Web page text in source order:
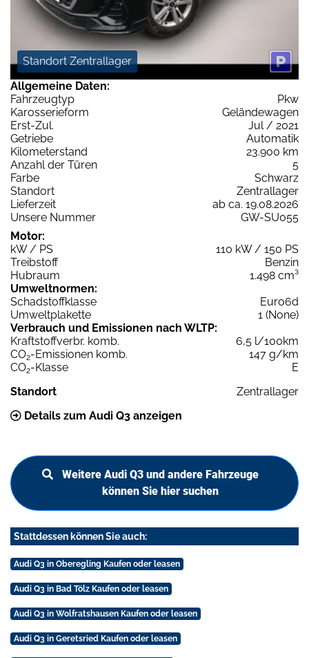
Standort Zentrallager
Allgemeine Daten:
Fahrzeugtyp
Pkw
Karosserieform
Geländewagen
Erst-Zul.
Jul / 2021
Getriebe
Automatik
Kilometerstand
23.900 km
Anzahl der Türen
5
Farbe
Schwarz
Standort
Zentrallager
Lieferzeit
ab ca. 19.08.2026
Unsere Nummer
GW-SU055
Motor:
kW / PS
110 kW / 150 PS
Treibstoff
Benzin
Hubraum
1.498 cm³
Umweltnormen:
Schadstoffklasse
Euro6d
Umweltplakette
1 (None)
Verbrauch und Emissionen nach WLTP:
Kraftstoffverbr. komb.
6,5 l/100km
CO2-Emissionen komb.
147 g/km
CO2-Klasse
E
Standort
Zentrallager
Details zum Audi Q3 anzeigen
Weitere Audi Q3 und andere Fahrzeuge
können Sie hier suchen
Stattdessen können Sie auch:
Audi Q3 in Oberegling Kaufen oder leasen
Audi Q3 in Bad Tölz Kaufen oder leasen
Audi Q3 in Wolfratshausen Kaufen oder leasen
Audi Q3 in Geretsried Kaufen oder leasen